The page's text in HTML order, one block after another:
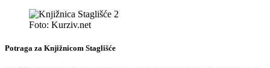
Foto: Kurziv.net
Potraga za Knjižnicom Staglišće